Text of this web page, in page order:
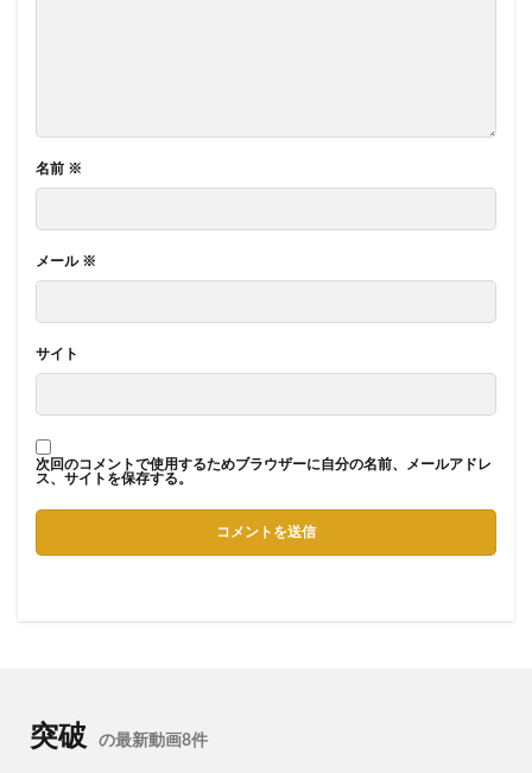
名前 ※
メール ※
サイト
次回のコメントで使用するためブラウザーに自分の名前、メールアドレ
ス、サイトを保存する。
突破 の最新動画8件